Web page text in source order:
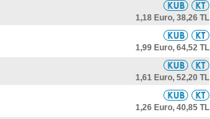
1,18 Euro, 38,26 TL
1,99 Euro, 64,52 TL
1,61 Euro, 52,20 TL
1,26 Euro, 40,85 TL